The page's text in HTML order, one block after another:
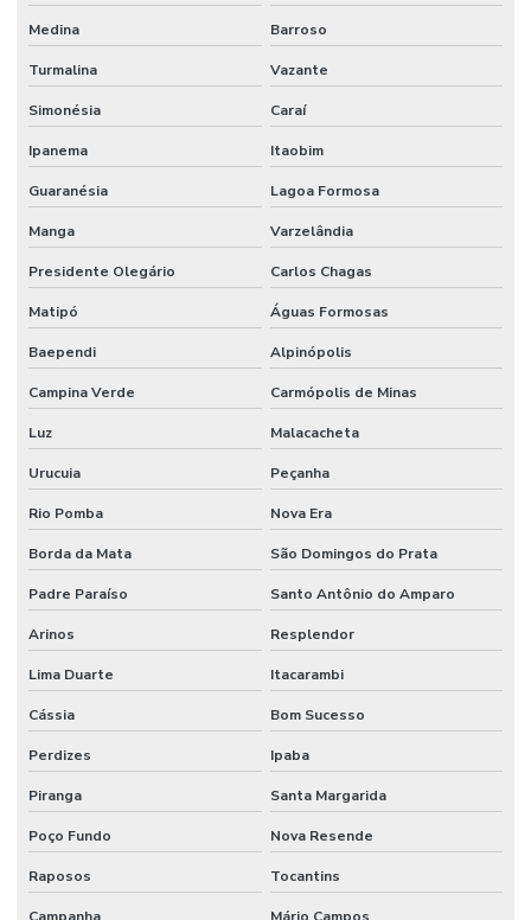
Medina Barroso
Turmalina Vazante
Simonésia Caraí
Ipanema Itaobim
Guaranésia Lagoa Formosa
Manga Varzelândia
Presidente Olegário Carlos Chagas
Matipó Águas Formosas
Baependi Alpinópolis
Campina Verde Carmópolis de Minas
Luz Malacacheta
Urucuia Peçanha
Rio Pomba Nova Era
Borda da Mata São Domingos do Prata
Padre Paraíso Santo Antônio do Amparo
Arinos Resplendor
Lima Duarte Itacarambi
Cássia Bom Sucesso
Perdizes Ipaba
Piranga Santa Margarida
Poço Fundo Nova Resende
Raposos Tocantins
Campanha Mário Campos